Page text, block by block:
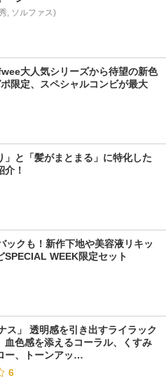
, ソルファス)
大人気シリーズから待望の新色
限定、スペシャルコンビが最大
」と「髪がまとまる」に特化した
介！
ックも！新作下地や美容液リキッ
SPECIAL WEEK限定セット
ス」 透明感を引き出すライラック
血色感を添えるコーラル、くすみ
ー、トーンアッ…
6